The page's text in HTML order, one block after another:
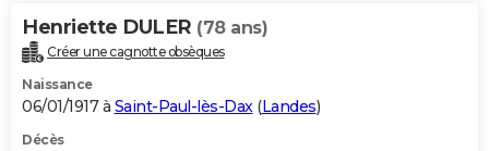
Henriette DULER (78 ans)
Créer une cagnotte obsèques
Naissance
06/01/1917 à Saint-Paul-lès-Dax(Landes)
Décès